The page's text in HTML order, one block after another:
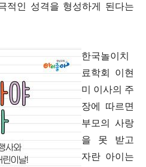
적인 성격을 형성하게 된다는
한국놀이치
료학회 이현
미 이사의 주
장에 따르면
부모의 사랑
을 못 받고
자란 아이는